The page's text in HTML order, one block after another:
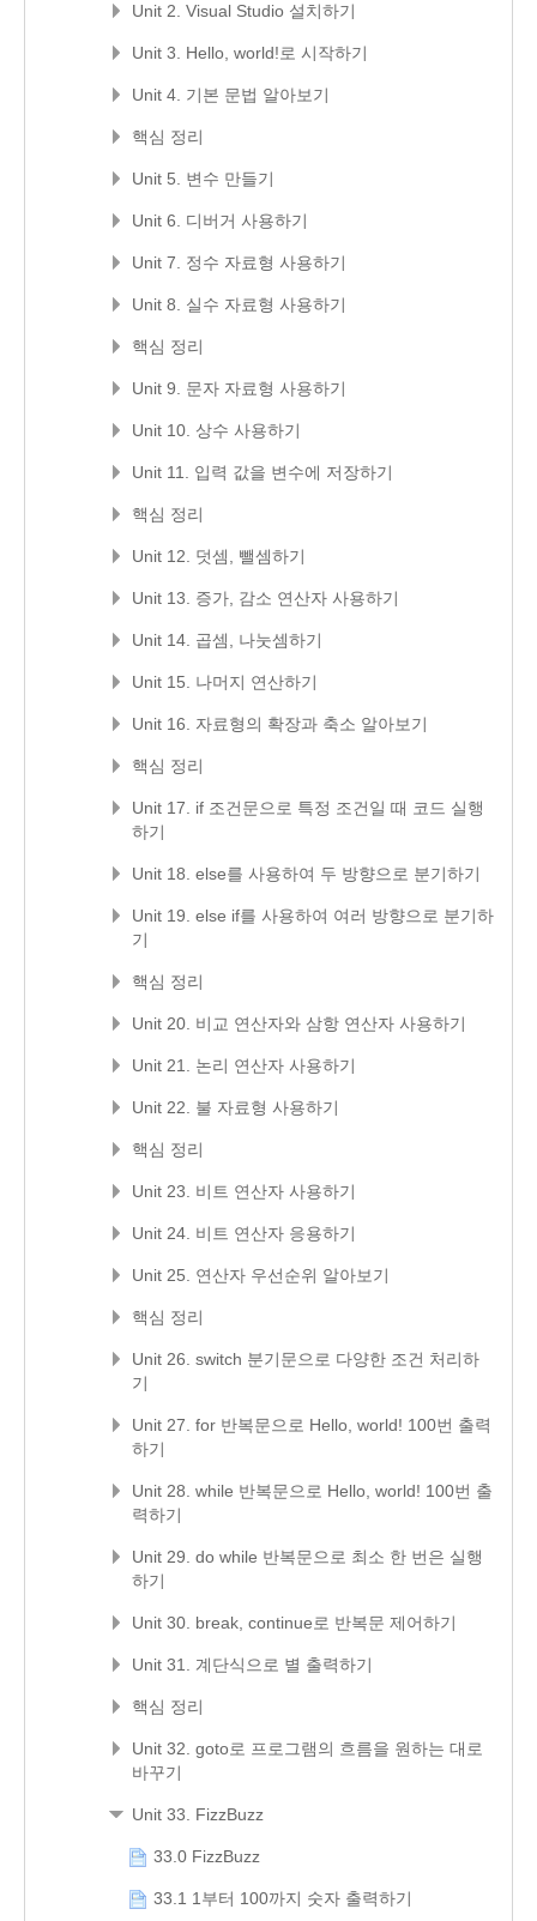
Unit 2. Visual Studio 설치하기
Unit 3. Hello, world!로 시작하기
Unit 4. 기본 문법 알아보기
핵심 정리
Unit 5. 변수 만들기
Unit 6. 디버거 사용하기
Unit 7. 정수 자료형 사용하기
Unit 8. 실수 자료형 사용하기
핵심 정리
Unit 9. 문자 자료형 사용하기
Unit 10. 상수 사용하기
Unit 11. 입력 값을 변수에 저장하기
핵심 정리
Unit 12. 덧셈, 뺄셈하기
Unit 13. 증가, 감소 연산자 사용하기
Unit 14. 곱셈, 나눗셈하기
Unit 15. 나머지 연산하기
Unit 16. 자료형의 확장과 축소 알아보기
핵심 정리
Unit 17. if 조건문으로 특정 조건일 때 코드 실행
하기
Unit 18. else를 사용하여 두 방향으로 분기하기
Unit 19. else if를 사용하여 여러 방향으로 분기하
기
핵심 정리
Unit 20. 비교 연산자와 삼항 연산자 사용하기
Unit 21. 논리 연산자 사용하기
Unit 22. 불 자료형 사용하기
핵심 정리
Unit 23. 비트 연산자 사용하기
Unit 24. 비트 연산자 응용하기
Unit 25. 연산자 우선순위 알아보기
핵심 정리
Unit 26. switch 분기문으로 다양한 조건 처리하
기
Unit 27. for 반복문으로 Hello, world! 100번 출력
하기
Unit 28. while 반복문으로 Hello, world! 100번 출
력하기
Unit 29. do while 반복문으로 최소 한 번은 실행
하기
Unit 30. break, continue로 반복문 제어하기
Unit 31. 계단식으로 별 출력하기
핵심 정리
Unit 32. goto로 프로그램의 흐름을 원하는 대로
바꾸기
Unit 33. FizzBuzz
33.0 FizzBuzz
33.1 1부터 100까지 숫자 출력하기